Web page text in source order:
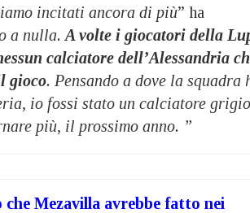
incitati ancora di più” ha
a nulla. A volte i giocatori della
calciatore dell’Alessandria
gioco. Pensando a dove la squadra
io fossi stato un calciatore grigio
più, il prossimo anno. ”
che Mezavilla avrebbe fatto nei